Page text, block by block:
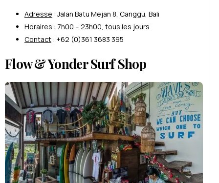
Adresse : Jalan Batu Mejan 8, Canggu, Bali
Horaires : 7h00 – 23h00, tous les jours
Contact : +62 (0)361 3683 395
Flow & Yonder Surf Shop